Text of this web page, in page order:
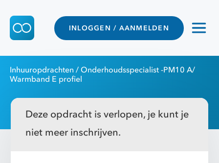
INLOGGEN / AANMELDEN
Inhuuropdrachten / Onderhoudsspecialist -PM10 A/
Warmband E profiel
Deze opdracht is verlopen, je kunt je
niet meer inschrijven.